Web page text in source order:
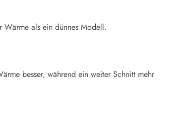
Wärme als ein dünnes Modell.
besser, während ein weiter Schnitt mehr